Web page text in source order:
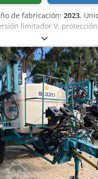
de fabricación: 2023,
limitador V,
posición del mecanismo
de tolva S 2000,
básicas ZA, toma de
fricción, guardabarros L y
trasera. Dcsdpfot Dwibsx